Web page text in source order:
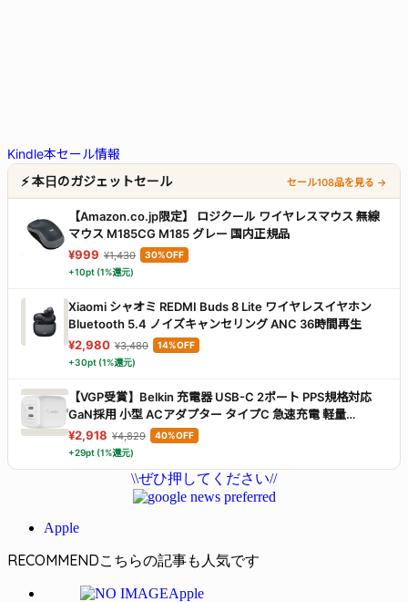
Kindle本セール情報
⚡ 本日のガジェットセール
セール108品を見る →
【Amazon.co.jp限定】 ロジクール ワイヤレスマウス 無線
マウス M185CG M185 グレー 国内正規品
¥999 ¥1,430
30%OFF
+10pt (1%還元)
Xiaomi シャオミ REDMI Buds 8 Lite ワイヤレスイヤホン
Bluetooth 5.4 ノイズキャンセリング ANC 36時間再生
¥2,980 ¥3,480
14%OFF
+30pt (1%還元)
【VGP受賞】Belkin 充電器 USB-C 2ポート PPS規格対応
GaN採用 小型 ACアダプター タイプC 急速充電 軽量
【PD3.0対応 /PSE認証/折りたたみ式プラグ】
45W(25W+20W) MacBook Windows PC Surface Pro
iPad iPhone 17,16～12対応 Galaxy Android スマホ 各種ノー
トPC対応 WCH011dqWH
¥2,918 ¥4,829
40%OFF
+29pt (1%還元)
\\ぜひ押してください//
Apple
RECOMMEND
Apple